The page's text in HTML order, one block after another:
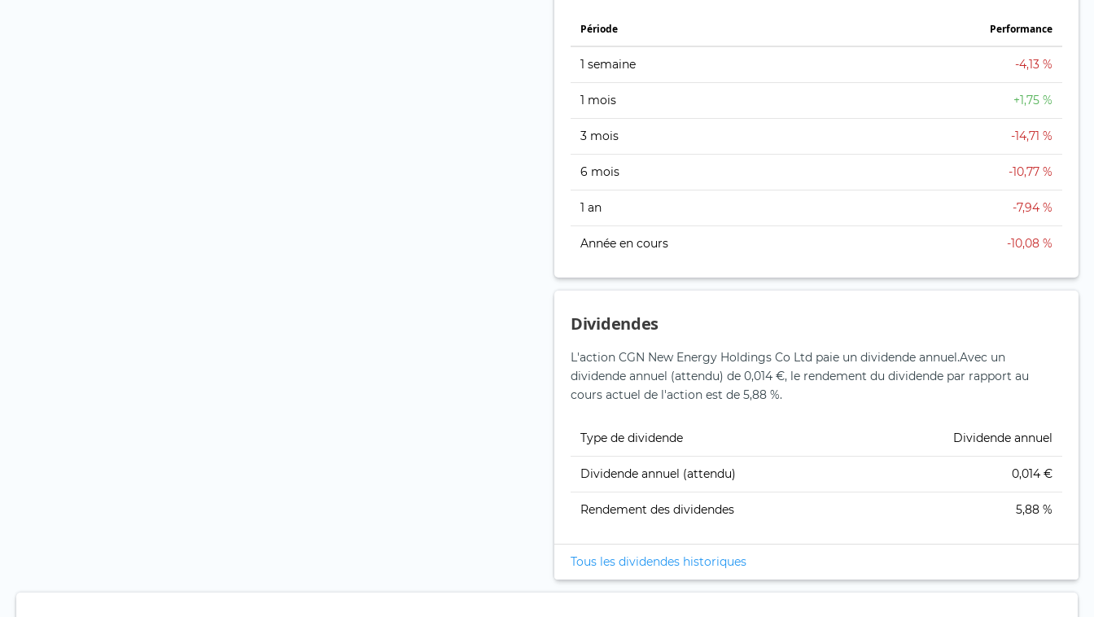
Période Performance
1 semaine -4,13 %
1 mois +1,75 %
3 mois -14,71 %
6 mois -10,77 %
1 an -7,94 %
Année en cours -10,08 %
Dividendes
L'action CGN New Energy Holdings Co Ltd paie un dividende annuel.Avec un
dividende annuel (attendu) de 0,014 €, le rendement du dividende par rapport au
cours actuel de l'action est de 5,88 %.
Type de dividende Dividende annuel
Dividende annuel (attendu) 0,014 €
Rendement des dividendes 5,88 %
Tous les dividendes historiques